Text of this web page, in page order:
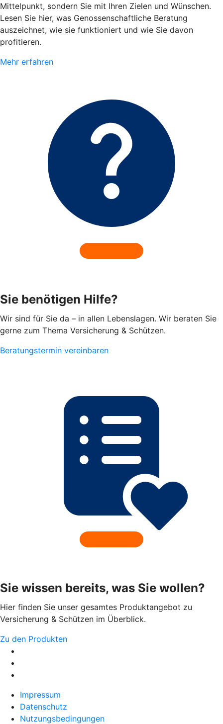
Mittelpunkt, sondern Sie mit Ihren Zielen und Wünschen.
Lesen Sie hier, was Genossenschaftliche Beratung
auszeichnet, wie sie funktioniert und wie Sie davon
profitieren.
Mehr erfahren
Sie benötigen Hilfe?
Wir sind für Sie da – in allen Lebenslagen. Wir beraten Sie
gerne zum Thema Versicherung & Schützen.
Beratungstermin vereinbaren
Sie wissen bereits, was Sie wollen?
Hier finden Sie unser gesamtes Produktangebot zu
Versicherung & Schützen im Überblick.
Zu den Produkten
Impressum
Datenschutz
Nutzungsbedingungen